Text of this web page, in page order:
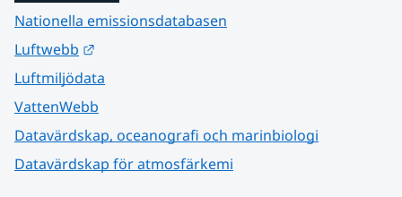
Nationella emissionsdatabasen
Luftwebb
Luftmiljödata
VattenWebb
Datavärdskap, oceanografi och marinbiologi
Datavärdskap för atmosfärkemi